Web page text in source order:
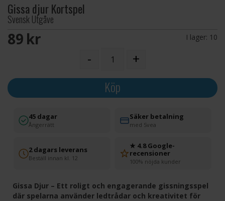
Gissa djur Kortspel
Svensk Utgåve
89 SEK I lager: 10
- +
Köp
45 dagar
Ångerrätt
Säker betalning
med Svea
2 dagars leverans
Beställ innan kl. 12
★ 4.8 Google-
recensioner
100% nöjda kunder
Gissa Djur – Ett roligt och engagerande gissningsspel
där spelarna använder ledtrådar och kreativitet för